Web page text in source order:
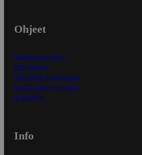
Ohjeet
Ensitilaajan ohjeet
Näin maksat
Näin tilaat ja muokkaat
Kaikki ohjeet ja vinkit
In English
Info